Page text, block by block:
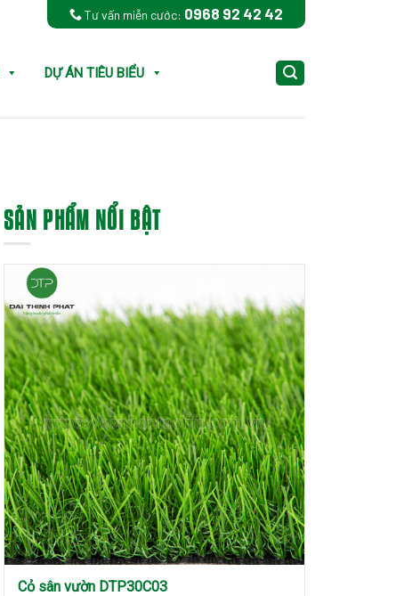
Tư vấn miễn cước: 0968 92 42 42
DỰ ÁN TIÊU BIỂU
SẢN PHẨM NỔI BẬT
Cỏ sân vườn DTP30C03